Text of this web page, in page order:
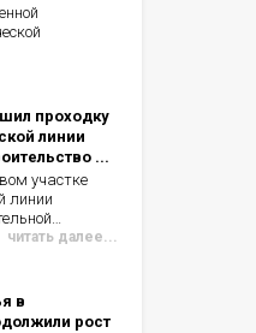
проходку
линии
...
участке
линии
читать далее...
в
рост